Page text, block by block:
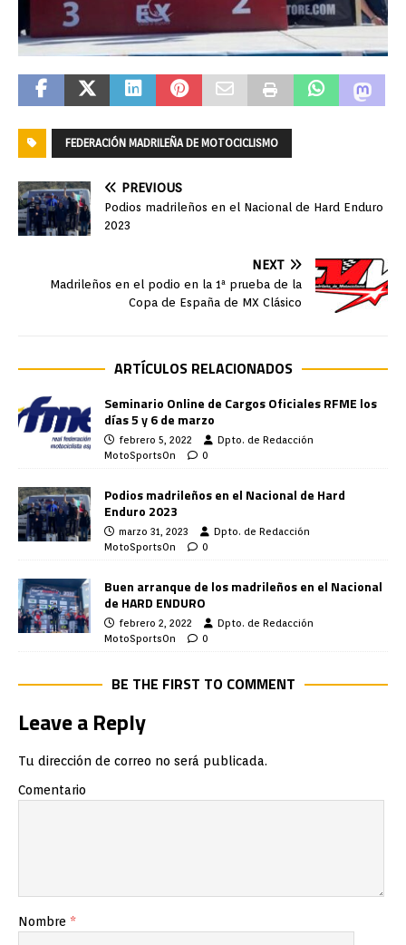
FEDERACIÓN MADRILEÑA DE MOTOCICLISMO
PREVIOUS
Podios madrileños en el Nacional de Hard Enduro
2023
NEXT
Madrileños en el podio en la 1ª prueba de la
Copa de España de MX Clásico
ARTÍCULOS RELACIONADOS
Seminario Online de Cargos Oficiales RFME los
días 5 y 6 de marzo
febrero 5, 2022
Dpto. de Redacción
MotoSportsOn
0
Podios madrileños en el Nacional de Hard
Enduro 2023
marzo 31, 2023
Dpto. de Redacción
MotoSportsOn
0
Buen arranque de los madrileños en el Nacional
de HARD ENDURO
febrero 2, 2022
Dpto. de Redacción
MotoSportsOn
0
BE THE FIRST TO COMMENT
Leave a Reply
Tu dirección de correo no será publicada.
Comentario
Nombre *